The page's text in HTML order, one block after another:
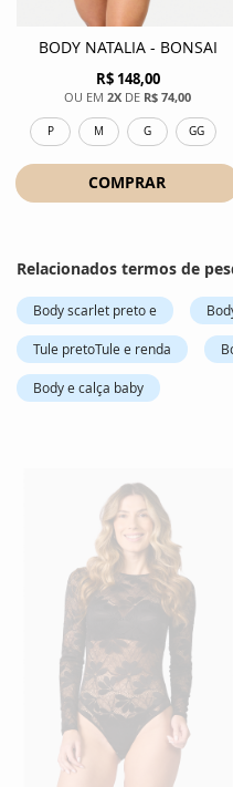
BODY NATALIA - BONSAI
R$ 148,00
2X DE R$ 74,00
P M G GG
COMPRAR
Relacionados termos de
Body scarlet preto e
Tule pretoTule e renda
Body e calça baby